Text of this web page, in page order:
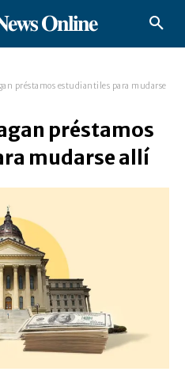
𝐎𝐧𝐥𝐢𝐧𝐞
préstamos estudiantiles para mudarse
préstamos
mudarse allí